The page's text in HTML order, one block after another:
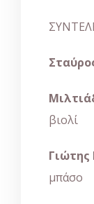
βιολί
Γιώτης
μπάσο